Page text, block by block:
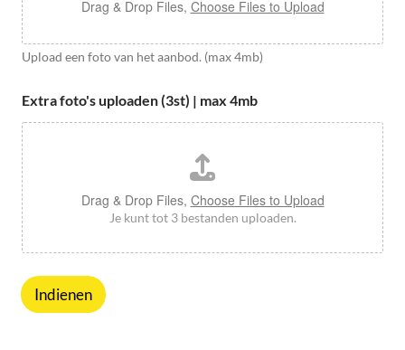
Drag & Drop Files, Choose Files to Upload
Upload een foto van het aanbod. (max 4mb)
Extra foto's uploaden (3st) | max 4mb
Drag & Drop Files, Choose Files to Upload
Je kunt tot 3 bestanden uploaden.
Indienen